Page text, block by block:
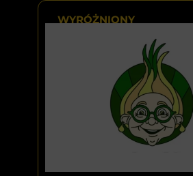
WYRÓŻNIONY